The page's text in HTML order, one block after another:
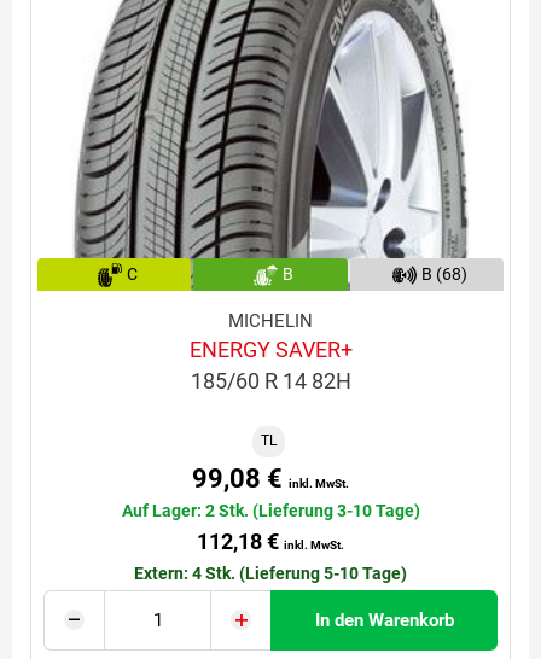
C B B (68)
MICHELIN
ENERGY SAVER+
185/60 R 14 82H
TL
99,08 € inkl. MwSt.
Auf Lager: 2 Stk. (Lieferung 3-10 Tage)
112,18 € inkl. MwSt.
Extern: 4 Stk. (Lieferung 5-10 Tage)
In den Warenkorb